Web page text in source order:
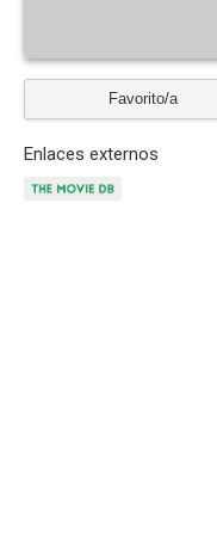
Favorito/a
Enlaces externos